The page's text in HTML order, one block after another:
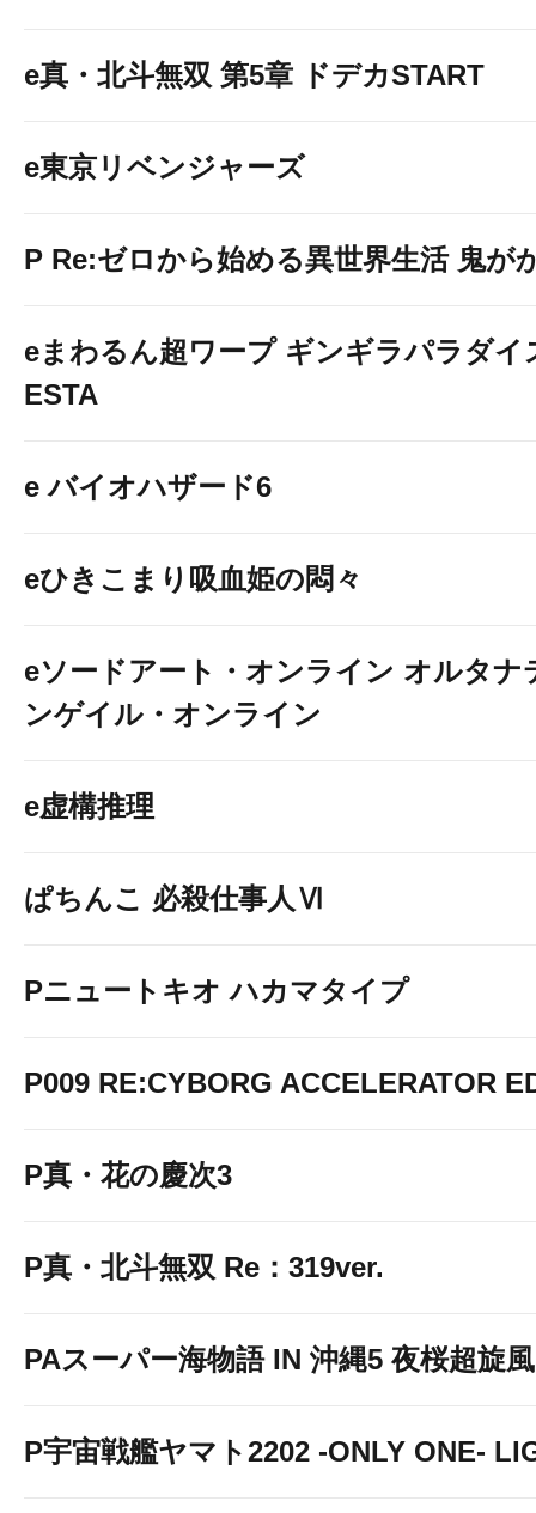
e真・北斗無双 第5章 ドデカSTART
e東京リベンジャーズ
P Re:ゼロから始める異世界生活 鬼が
eまわるん超ワープ ギンギラパラダイ
ESTA
e バイオハザード6
eひきこまり吸血姫の悶々
eソードアート・オンライン オルタナ
ンゲイル・オンライン
e虚構推理
ぱちんこ 必殺仕事人Ⅵ
Pニュートキオ ハカマタイプ
P009 RE:CYBORG ACCELERATOR
P真・花の慶次3
P真・北斗無双 Re：319ver.
PAスーパー海物語 IN 沖縄5 夜桜超旋
P宇宙戦艦ヤマト2202 -ONLY ONE-